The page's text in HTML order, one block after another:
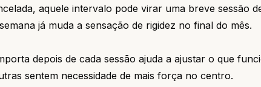
aquele intervalo pode virar uma breve sessão
já muda a sensação de rigidez no final do mês.
depois de cada sessão ajuda a ajustar o que
sentem necessidade de mais força no centro.